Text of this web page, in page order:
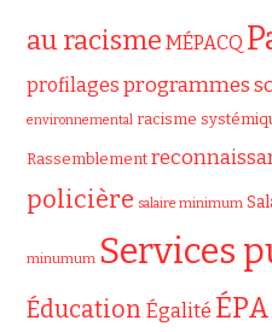
au racisme MÉPACQ
profilages programmes
environnemental racisme
Rassemblement
policière salaire minimum
minumum Services
Éducation Égalité ÉPA